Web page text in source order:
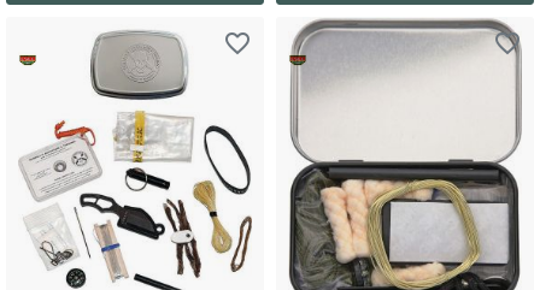
favorite_border favorite_border